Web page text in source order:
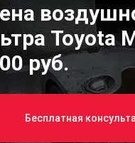
Toyota
руб.
Бесплатная